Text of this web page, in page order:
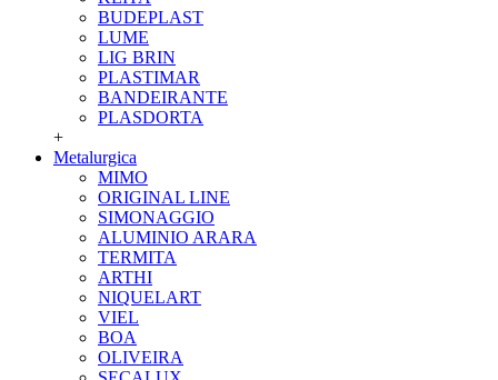
BUDEPLAST
LUME
LIG BRIN
PLASTIMAR
BANDEIRANTE
PLASDORTA
+
Metalurgica
MIMO
ORIGINAL LINE
SIMONAGGIO
ALUMINIO ARARA
TERMITA
ARTHI
NIQUELART
VIEL
BOA
OLIVEIRA